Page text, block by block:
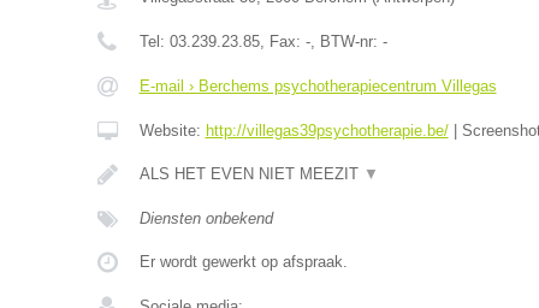
Tel: 03.239.23.85, Fax: -, BTW-nr: -
E-mail › Berchems psychotherapiecentrum Villegas
Website: http://villegas39psychotherapie.be/|
ALS HET EVEN NIET MEEZIT ▼
Diensten onbekend
Er wordt gewerkt op afspraak.